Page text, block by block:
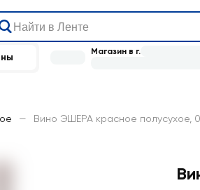
Магазин в г.
— Вино ЭШЕРА красное полусухое,